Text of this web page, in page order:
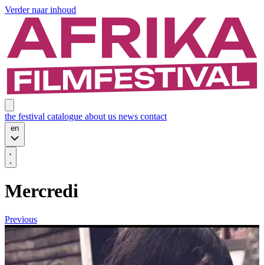
Verder naar inhoud
the festival catalogue about us news contact
en
Mercredi
Previous